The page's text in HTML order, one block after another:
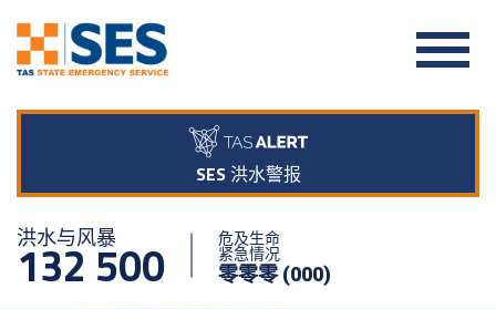
SES 洪水警报
洪水与风暴
132 500
危及生命
紧急情况
零零零 (000)